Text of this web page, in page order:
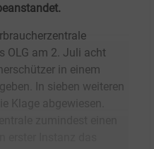
OLG am 2. Juli acht
in einem
In sieben weiteren
Klage abgewiesen.